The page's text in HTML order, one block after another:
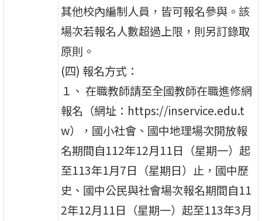
其他校內編制人員，皆可報名參與。該
場次若報名人數超過上限，則另訂錄取
原則。
(四) 報名方式：
１、 在職教師請至全國教師在職進修網
報名（網址：https://inservice.edu.t
w），國小社會、國中地理場次開放報
名期間自112年12月11日（星期一）起
至113年1月7日（星期日）止，國中歷
史、國中公民與社會場次報名期間自11
2年12月11日（星期一）起至113年3月